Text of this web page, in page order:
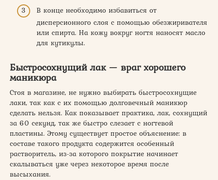
В конце необходимо избавиться от
дисперсионного слоя с помощью обезжиривателя
или спирта. На кожу вокруг ногтя наносят масло
для кутикулы.
Быстросохнущий лак — враг хорошего
маникюра
Стоя в магазине, не нужно выбирать быстросохнущие
лаки, так как с их помощью долговечный маникюр
сделать нельзя. Как показывает практика, лак, сохнущий
за 60 секунд, так же быстро слезает с ногтевой
пластины. Этому существует простое объяснение: в
составе такого продукта содержится особенный
растворитель, из-за которого покрытие начинает
скалываться уже через некоторое время после
высыхания.